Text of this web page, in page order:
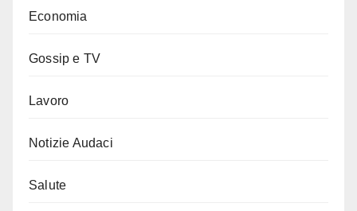
Economia
Gossip e TV
Lavoro
Notizie Audaci
Salute